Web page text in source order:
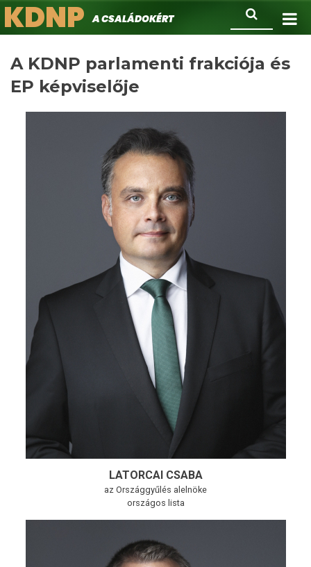
Ugrás
a
Keresés
KDNPA családokért.
A KDNP parlamenti frakciója és
EP képviselője
LATORCAI CSABA
az Országgyűlés alelnöke
országos lista